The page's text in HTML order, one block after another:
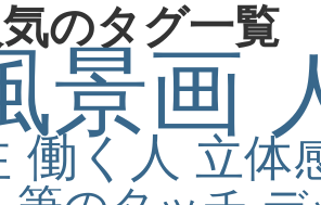
のタグ一覧
景画
働く人 立体